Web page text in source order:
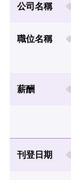
公司名稱
職位名稱
薪酬
刊登日期